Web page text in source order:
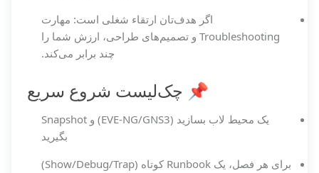
اگر هدف‌تان ارتقاء شغلی است: مهارت
Troubleshooting و تصمیم‌های طراحی، ارزش شما را
چند برابر می‌کند.
📌 چک‌لیست شروع سریع
یک محیط لاب بسازید (EVE-NG/GNS3) و Snapshot
بگیرید
برای هر فصل، یک Runbook کوتاه (Show/Debug/Trap)